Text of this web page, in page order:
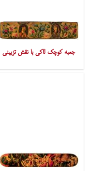
جعبه کوچک لاکی با نقش تزیینی